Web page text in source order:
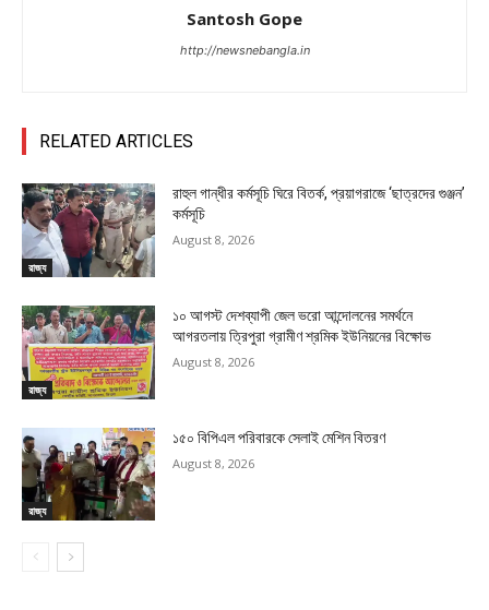
Santosh Gope
http://newsnebangla.in
RELATED ARTICLES
রাজ্য
রাহুল গান্ধীর কর্মসূচি ঘিরে বিতর্ক, প্রয়াগরাজে ‘ছাত্রদের গুঞ্জন’
কর্মসূচি
August 8, 2026
রাজ্য
১০ আগস্ট দেশব্যাপী জেল ভরো আন্দোলনের সমর্থনে
আগরতলায় ত্রিপুরা গ্রামীণ শ্রমিক ইউনিয়নের বিক্ষোভ
August 8, 2026
রাজ্য
১৫০ বিপিএল পরিবারকে সেলাই মেশিন বিতরণ
August 8, 2026